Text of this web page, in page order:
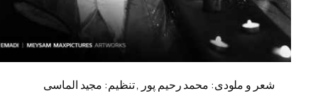
ملودی: محمد رحیم پور , تنظیم: مجید الماسی